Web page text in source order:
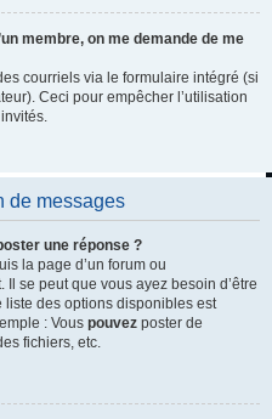
membre, on me demande de me
courriels via le formulaire intégré (si
Ceci pour empêcher l’utilisation
de messages
une réponse ?
la page d’un forum ou
se peut que vous ayez besoin d’être
des options disponibles est
: Vous pouvez poster de
fichiers, etc.